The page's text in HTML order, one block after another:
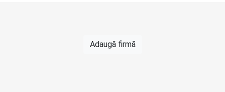
Adaugă firmă